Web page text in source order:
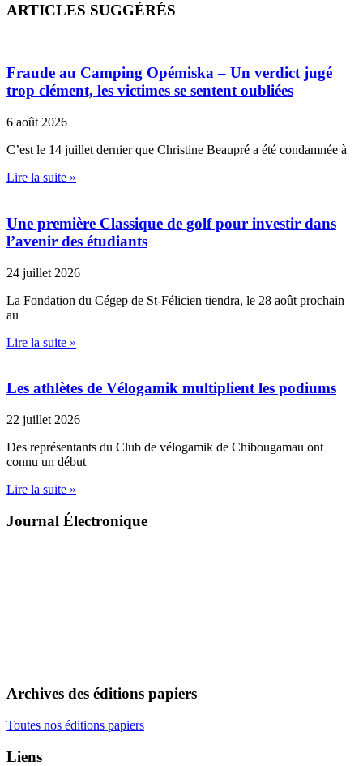
ARTICLES SUGGÉRÉS
Fraude au Camping Opémiska – Un verdict jugé
trop clément, les victimes se sentent oubliées
6 août 2026
C’est le 14 juillet dernier que Christine Beaupré a été condamnée à
Lire la suite »
Une première Classique de golf pour investir dans
l’avenir des étudiants
24 juillet 2026
La Fondation du Cégep de St-Félicien tiendra, le 28 août prochain
au
Lire la suite »
Les athlètes de Vélogamik multiplient les podiums
22 juillet 2026
Des représentants du Club de vélogamik de Chibougamau ont
connu un début
Lire la suite »
Journal Électronique
Archives des éditions papiers
Toutes nos éditions papiers
Liens